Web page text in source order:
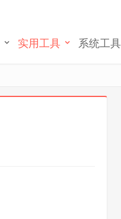
实用工具 系统工具